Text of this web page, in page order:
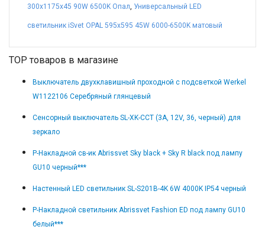
300х1175х45 90W 6500K Опал, Универсальный LED
светильник iSvet OPAL 595x595 45W 6000-6500K матовый
TOP товаров в магазине
Выключатель двухклавишный проходной с подсветкой Werkel
W1122106 Серебряный глянцевый
Сенсорный выключатель SL-XK-CCT (3A, 12V, 36, черный) для
зеркало
Р-Накладной св-ик Abrissvet Sky black + Sky R black под лампу
GU10 черный***
Настенный LED светильник SL-S201B-4K 6W 4000K IP54 черный
Р-Накладной светильник Abrissvet Fashion ED под лампу GU10
белый***